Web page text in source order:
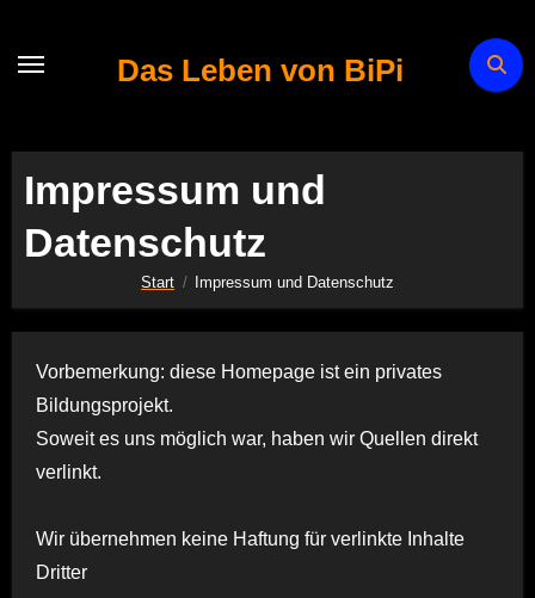
Das Leben von BiPi
Impressum und
Datenschutz
Start Impressum und Datenschutz
Vorbemerkung: diese Homepage ist ein privates
Bildungsprojekt.
Soweit es uns möglich war, haben wir Quellen direkt
verlinkt.
Wir übernehmen keine Haftung für verlinkte Inhalte
Dritter